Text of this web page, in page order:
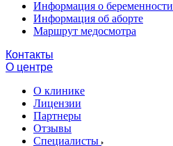
Информация о беременности
Информация об аборте
Маршрут медосмотра
Контакты
О центре
О клинике
Лицензии
Партнеры
Отзывы
Специалисты